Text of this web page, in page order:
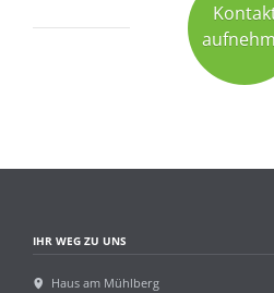
IHR WEG ZU UNS
Haus am Mühlberg